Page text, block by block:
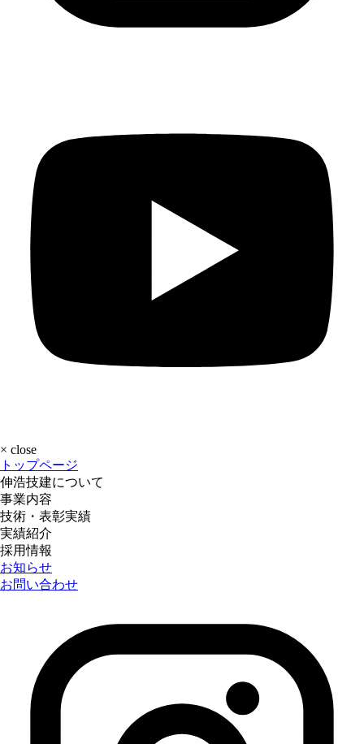
× close
トップページ
伸浩技建について
事業内容
技術・表彰実績
実績紹介
採用情報
お知らせ
お問い合わせ